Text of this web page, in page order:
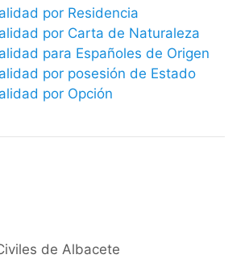
por Residencia
por Carta de Naturaleza
para Españoles de Origen
por posesión de Estado
por Opción
de Albacete